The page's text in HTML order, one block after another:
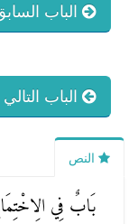
الباب
الباب التالي
النص
بَابٌ فِي